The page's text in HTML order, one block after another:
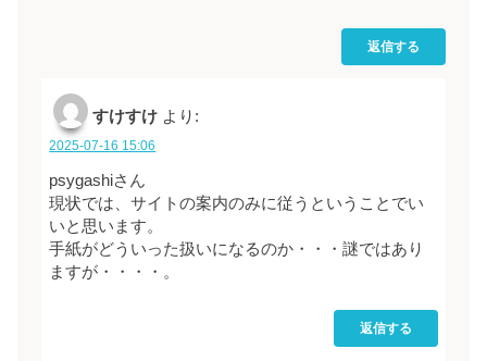
返信する
すけすけ より:
2025-07-16 15:06
psygashiさん
現状では、サイトの案内のみに従うということでい
いと思います。
手紙がどういった扱いになるのか・・・謎ではあり
ますが・・・・。
返信する